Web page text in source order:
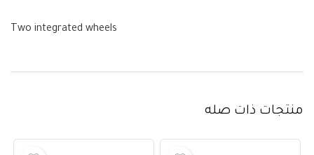
Two integrated wheels
منتجات ذات صله